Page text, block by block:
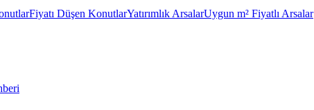
Fiyatı Düşen KonutlarYatırımlık ArsalarUygun m² Fiyatlı Arsalar